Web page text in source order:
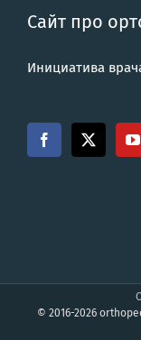
Сайт про
Инициатива
© 2016-2026